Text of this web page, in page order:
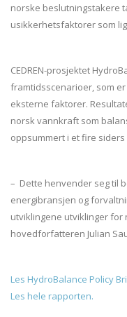
norske beslutningstakere
usikkerhetsfaktorer som
CEDREN-prosjektet
framtidsscenarioer, som
eksterne faktorer.
norsk vannkraft som
oppsummert i et fire siders
– Dette henvender seg til
energibransjen og
utviklingene utviklinger for
hovedforfatteren Julian
Les HydroBalance Policy
Les hele rapporten.